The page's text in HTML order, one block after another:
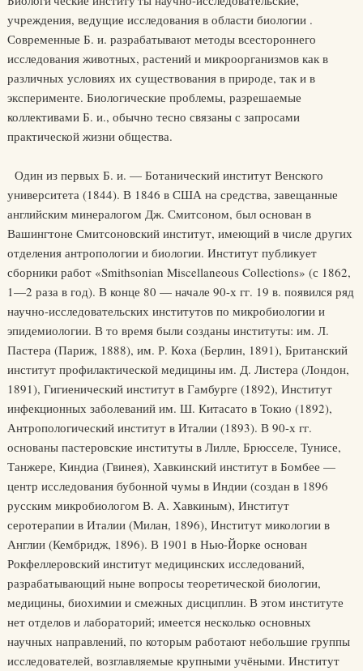
учреждения, ведущие исследования в области биологии .
Современные Б. и. разрабатывают методы всестороннего
исследования животных, растений и микроорганизмов как в
различных условиях их существования в природе, так и в
эксперименте. Биологические проблемы, разрешаемые
коллективами Б. и., обычно тесно связаны с запросами
практической жизни общества.
Один из первых Б. и. — Ботанический институт Венского
университета (1844). В 1846 в США на средства, завещанные
английским минералогом Дж. Смитсоном, был основан в
Вашингтоне Смитсоновский институт, имеющий в числе других
отделения антропологии и биологии. Институт публикует
сборники работ «Smithsonian Miscellaneous Collections» (с 1862,
1—2 раза в год). В конце 80 — начале 90-х гг. 19 в. появился ряд
научно-исследовательских институтов по микробиологии и
эпидемиологии. В то время были созданы институты: им. Л.
Пастера (Париж, 1888), им. Р. Коха (Берлин, 1891), Британский
институт профилактической медицины им. Д. Листера (Лондон,
1891), Гигиенический институт в Гамбурге (1892), Институт
инфекционных заболеваний им. Ш. Китасато в Токио (1892),
Антропологический институт в Италии (1893). В 90-х гг.
основаны пастеровские институты в Лилле, Брюсселе, Тунисе,
Танжере, Киндиа (Гвинея), Хавкинский институт в Бомбее —
центр исследования бубонной чумы в Индии (создан в 1896
русским микробиологом В. А. Хавкиным), Институт
серотерапии в Италии (Милан, 1896), Институт микологии в
Англии (Кембридж, 1896). В 1901 в Нью-Йорке основан
Рокфеллеровский институт медицинских исследований,
разрабатывающий ныне вопросы теоретической биологии,
медицины, биохимии и смежных дисциплин. В этом институте
нет отделов и лабораторий; имеется несколько основных
научных направлений, по которым работают небольшие группы
исследователей, возглавляемые крупными учёными. Институт